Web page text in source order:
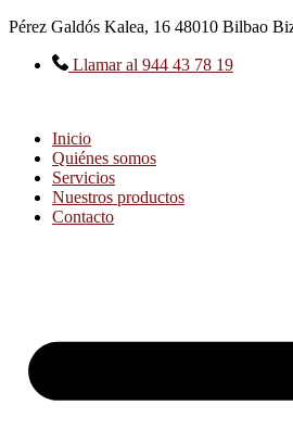
Ir
contenido
Pérez Galdós Kalea, 16 48010 Bilbao
Llamar al 944 43 78 19
Inicio
Quiénes somos
Servicios
Nuestros productos
Contacto